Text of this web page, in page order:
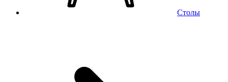
Столы